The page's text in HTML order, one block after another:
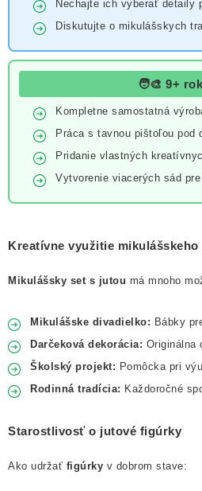
Nechajte ich vyberať detaily
Diskutujte o mikulášskych
🧑‍🎨 9+
Kompletne samostatná
Práca s tavnou pištoľou pod
Pridanie vlastných
Vytvorenie viacerých sád
Kreatívne využitie mikulášskeho
Mikulášsky set s jutou má mnoho
Mikulášske divadielko: Bábky
Darčeková dekorácia: Originálna
Školský projekt: Pomôcka pri
Rodinná tradícia: Každoročné
Starostlivosť o jutové figúrky
Ako udržať figúrky v dobrom stave: